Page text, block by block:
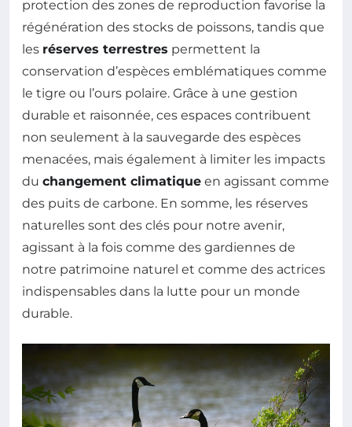
protection des zones de reproduction favorise la
régénération des stocks de poissons, tandis que
les réserves terrestres permettent la
conservation d’espèces emblématiques comme
le tigre ou l’ours polaire. Grâce à une gestion
durable et raisonnée, ces espaces contribuent
non seulement à la sauvegarde des espèces
menacées, mais également à limiter les impacts
du changement climatique en agissant comme
des puits de carbone. En somme, les réserves
naturelles sont des clés pour notre avenir,
agissant à la fois comme des gardiennes de
notre patrimoine naturel et comme des actrices
indispensables dans la lutte pour un monde
durable.